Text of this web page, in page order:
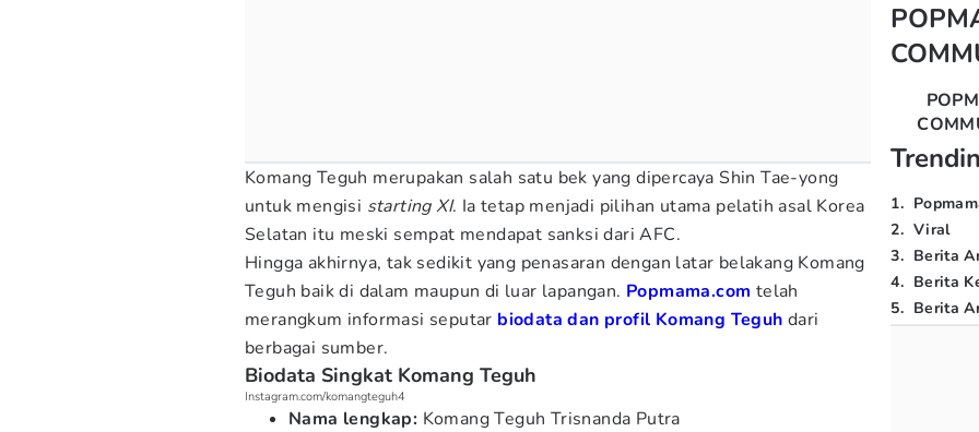
Komang Teguh merupakan salah satu bek yang dipercaya Shin Tae-yong
untuk mengisi starting XI. Ia tetap menjadi pilihan utama pelatih asal Korea
Selatan itu meski sempat mendapat sanksi dari AFC.
Hingga akhirnya, tak sedikit yang penasaran dengan latar belakang Komang
Teguh baik di dalam maupun di luar lapangan. Popmama.com telah
merangkum informasi seputar biodata dan profil Komang Teguh dari
berbagai sumber.
Biodata Singkat Komang Teguh
Instagram.com/komangteguh4
Nama lengkap: Komang Teguh Trisnanda Putra
1.
2. Viral
3. Berita
4. Berita
5. Berita